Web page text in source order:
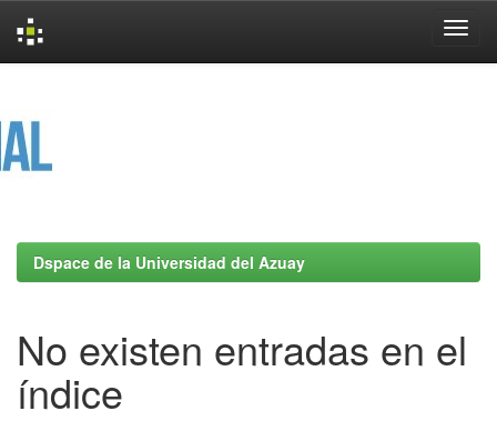
Dspace de la Universidad del Azuay
No existen entradas en el
índice